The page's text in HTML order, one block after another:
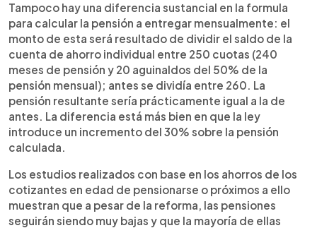
Tampoco hay una diferencia sustancial en la formula
para calcular la pensión a entregar mensualmente: el
monto de esta será resultado de dividir el saldo de la
cuenta de ahorro individual entre 250 cuotas (240
meses de pensión y 20 aguinaldos del 50% de la
pensión mensual); antes se dividía entre 260. La
pensión resultante sería prácticamente igual a la de
antes. La diferencia está más bien en que la ley
introduce un incremento del 30% sobre la pensión
calculada.
Los estudios realizados con base en los ahorros de los
cotizantes en edad de pensionarse o próximos a ello
muestran que a pesar de la reforma, las pensiones
seguirán siendo muy bajas y que la mayoría de ellas